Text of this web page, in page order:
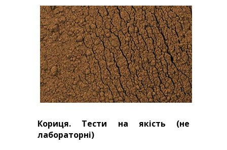
Кориця. Тести на якість (не
лабораторні)